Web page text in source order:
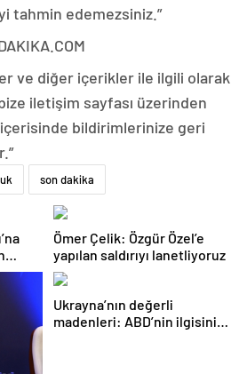
tahmin edemezsiniz.”
ve diğer içerikler ile ilgili olarak
iletişim sayfası üzerinden
bildirimlerinize geri
son dakika
Ömer Çelik: Özgür Özel’e
yapılan saldırıyı lanetliyoruz
Ukrayna’nın değerli
madenleri: ABD’nin ilgisini